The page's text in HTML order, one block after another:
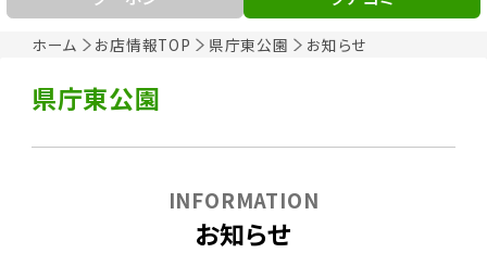
ホーム お店情報TOP 県庁東公園 お知らせ
県庁東公園
お知らせ
INFORMATION